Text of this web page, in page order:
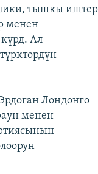
тышкы иштер
менен
Ал
Лондонго
менен